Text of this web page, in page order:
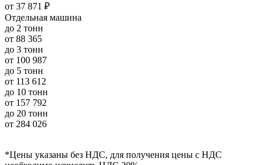
от 37 871 ₽
Отдельная машина
до 2 тонн
от 88 365
до 3 тонн
от 100 987
до 5 тонн
от 113 612
до 10 тонн
от 157 792
до 20 тонн
от 284 026
*Цены указаны без НДС, для получения цены с НДС